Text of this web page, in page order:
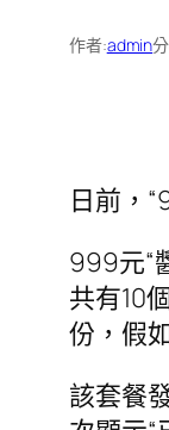
作者:admin
日前，
999元“
共有10
份，假
該套餐